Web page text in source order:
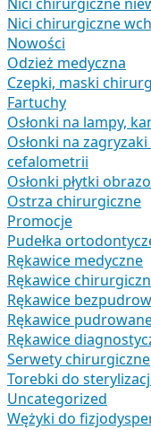
Nici chirurgiczne
Nici chirurgiczne
Nowości
Odzież medyczna
Czepki, maski
Fartuchy
Osłonki na lampy,
Osłonki na
cefalometrii
Osłonki płytki
Ostrza chirurgiczne
Promocje
Pudełka
Rękawice medyczne
Rękawice
Rękawice
Rękawice
Rękawice
Serwety chirurgiczne
Torebki do
Uncategorized
Wężyki do